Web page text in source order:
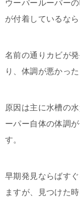
ウーパールーパー
が付着しているな
名前の通りカビが
り、体調が悪かっ
原因は主に水槽の
ーパー自体の体調
す。
早期発見ならばす
ますが、見つけた